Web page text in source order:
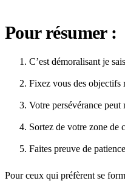
Pour résumer :
C’est démoralisant je
Fixez vous des objectifs
Votre persévérance peut
Sortez de votre zone de
Faites preuve de
Pour ceux qui préfèrent se